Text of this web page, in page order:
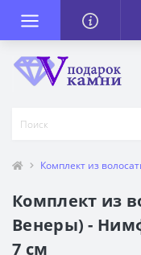
Комплект из
Комплект из
Венеры) -
7 см